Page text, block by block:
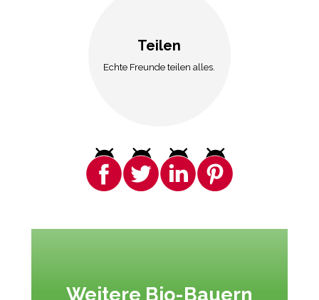
Teilen
Echte Freunde teilen alles.
Weitere Bio-Bauern